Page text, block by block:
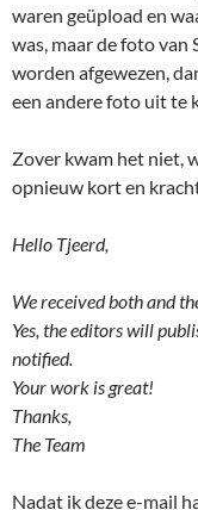
waren geüpload en
was, maar de foto van
worden afgewezen,
een andere foto uit te
Zover kwam het niet,
opnieuw kort en
Hello Tjeerd,
We received both and
Yes, the editors will
notified.
Your work is great!
Thanks,
The Team
Nadat ik deze e-mail